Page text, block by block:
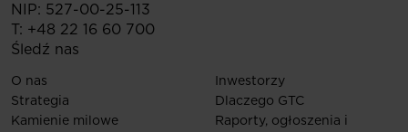
NIP: 527-00-25-113
T: +48 22 16 60 700
Śledź nas
O nas
Strategia
Kamienie milowe
Inwestorzy
Dlaczego GTC
Raporty, ogłoszenia i